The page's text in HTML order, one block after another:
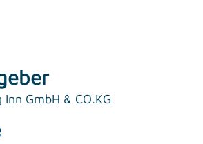
GmbH & CO.KG